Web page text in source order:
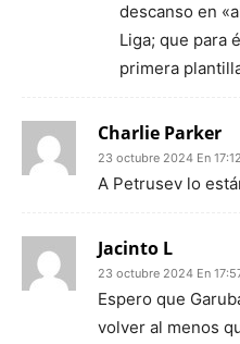
descanso en
Liga; que para
primera
Charlie Parker
23 octubre 2024 En 17:12
A Petrusev lo
Jacinto L
23 octubre 2024 En
Espero que
volver al menos